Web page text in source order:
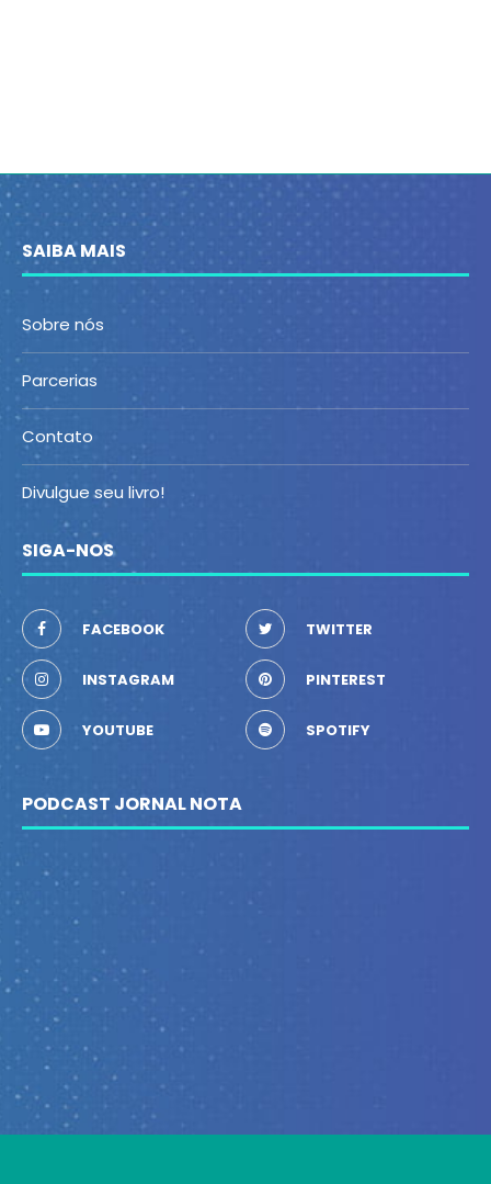
SAIBA MAIS
Sobre nós
Parcerias
Contato
Divulgue seu livro!
SIGA-NOS
FACEBOOK TWITTER
INSTAGRAM PINTEREST
YOUTUBE SPOTIFY
PODCAST JORNAL NOTA